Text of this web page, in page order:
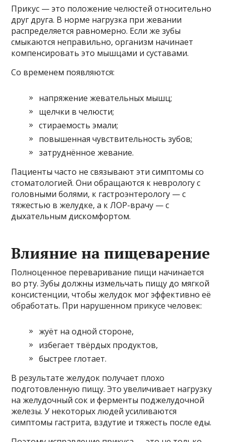
Прикус — это положение челюстей относительно
друг друга. В норме нагрузка при жевании
распределяется равномерно. Если же зубы
смыкаются неправильно, организм начинает
компенсировать это мышцами и суставами.
Со временем появляются:
напряжение жевательных мышц;
щелчки в челюсти;
стираемость эмали;
повышенная чувствительность зубов;
затруднённое жевание.
Пациенты часто не связывают эти симптомы со
стоматологией. Они обращаются к неврологу с
головными болями, к гастроэнтерологу — с
тяжестью в желудке, а к ЛОР-врачу — с
дыхательным дискомфортом.
Влияние на пищеварение
Полноценное переваривание пищи начинается
во рту. Зубы должны измельчать пищу до мягкой
консистенции, чтобы желудок мог эффективно её
обработать. При нарушенном прикусе человек:
жуёт на одной стороне,
избегает твёрдых продуктов,
быстрее глотает.
В результате желудок получает плохо
подготовленную пищу. Это увеличивает нагрузку
на желудочный сок и ферменты поджелудочной
железы. У некоторых людей усиливаются
симптомы гастрита, вздутие и тяжесть после еды.